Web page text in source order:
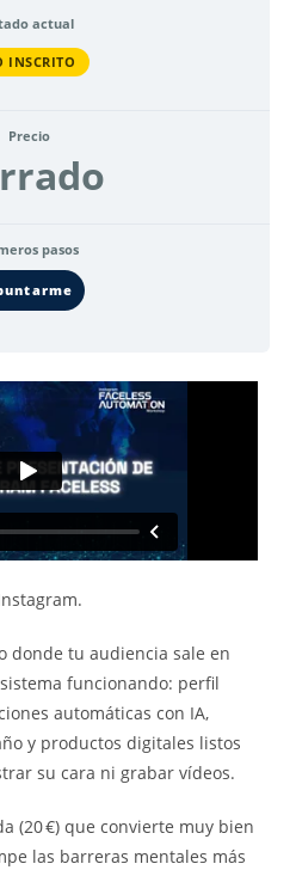
actual
INSCRITO
Precio
pasos
donde tu audiencia sale en
funcionando: perfil
automáticas con IA,
y productos digitales listos
su cara ni grabar vídeos.
(20 €) que convierte muy bien
las barreras mentales más